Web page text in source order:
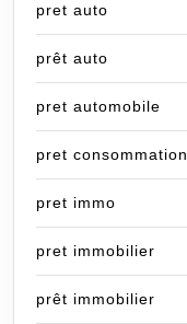
pret auto
prêt auto
pret automobile
pret consommation
pret immo
pret immobilier
prêt immobilier